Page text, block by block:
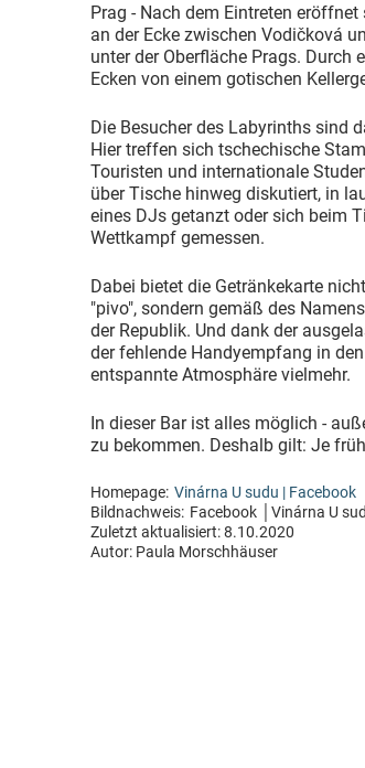
Prag - Nach dem Eintreten
an der Ecke zwischen Vodičková
unter der Oberfläche Prags. Durch
Ecken von einem gotischen
Die Besucher des Labyrinths sind
Hier treffen sich tschechische
Touristen und internationale
über Tische hinweg diskutiert, in
eines DJs getanzt oder sich beim
Wettkampf gemessen.
Dabei bietet die Getränkekarte
"pivo", sondern gemäß des
der Republik. Und dank der
der fehlende Handyempfang in
entspannte Atmosphäre vielmehr.
In dieser Bar ist alles möglich -
zu bekommen. Deshalb gilt: Je
Homepage: Vinárna U sudu | Facebook
Bildnachweis: Facebook │Vinárna U
Zuletzt aktualisiert:8.10.2020
Autor: Paula Morschhäuser